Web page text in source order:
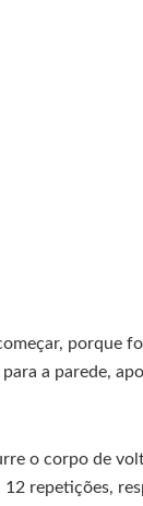
porque
a parede,
o corpo de
12 repetições,